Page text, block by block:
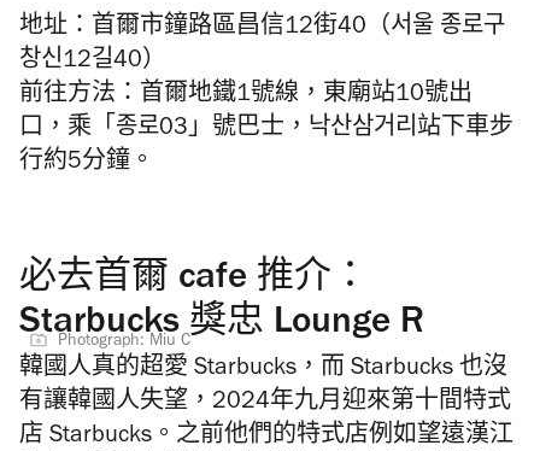
地址：首爾市鐘路區昌信12街40（서울 종로구
창신12길40）
前往方法：首爾地鐵1號線，東廟站10號出
口，乘「종로03」號巴士，낙산삼거리站下車步
行約5分鐘。
必去首爾 cafe 推介：
Starbucks 獎忠 Lounge R
Photograph: Miu C
韓國人真的超愛 Starbucks，而 Starbucks 也沒
有讓韓國人失望，2024年九月迎來第十間特式
店 Starbucks。 之前他們的特式店例如望遠漢江